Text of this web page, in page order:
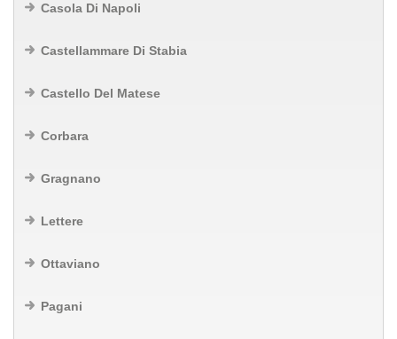
Casola Di Napoli
Castellammare Di Stabia
Castello Del Matese
Corbara
Gragnano
Lettere
Ottaviano
Pagani